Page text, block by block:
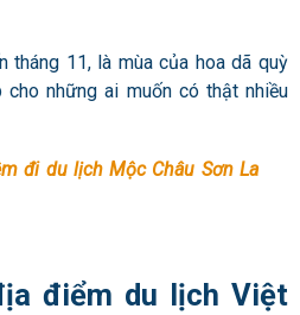
tháng 11, là mùa của hoa dã quỳ
những ai muốn có thật nhiều
đi du lịch Mộc Châu Sơn La
điểm du lịch Việt